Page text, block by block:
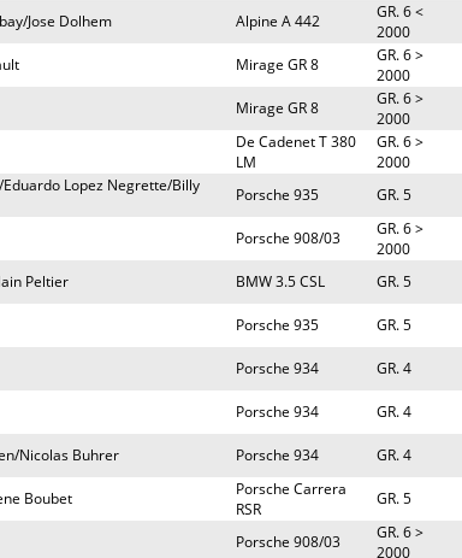
Jose Dolhem Alpine A 442
GR. 6 <
2000
Mirage GR 8
GR. 6 >
2000
Mirage GR 8
GR. 6 >
2000
De Cadenet T 380
LM
GR. 6 >
2000
Lopez Negrette/Billy
Porsche 935 GR. 5
Porsche 908/03
GR. 6 >
2000
Peltier BMW 3.5 CSL GR. 5
Porsche 935 GR. 5
Porsche 934 GR. 4
Porsche 934 GR. 4
Nicolas Buhrer Porsche 934 GR. 4
Boubet
Porsche Carrera
RSR
GR. 5
Porsche 908/03
GR. 6 >
2000